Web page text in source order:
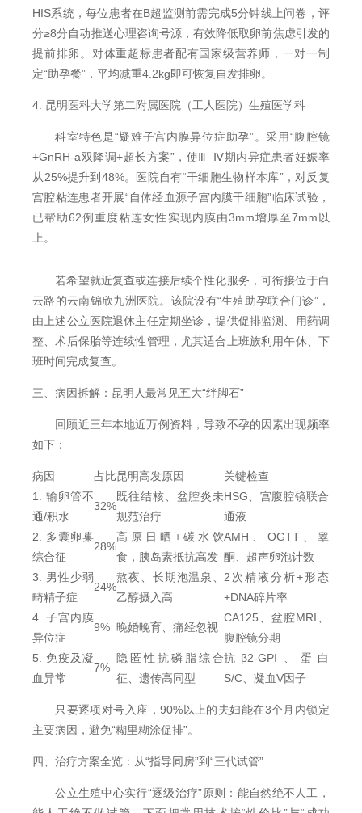
HIS系统，每位患者在B超监测前需完成5分钟线上问卷，评
分≥8分自动推送心理咨询号源，有效降低取卵前焦虑引发的
提前排卵。对体重超标患者配有国家级营养师，一对一制
定“助孕餐”，平均减重4.2kg即可恢复自发排卵。
4. 昆明医科大学第二附属医院（工人医院）生殖医学科
科室特色是“疑难子宫内膜异位症助孕”。采用“腹腔镜
+GnRH-a双降调+超长方案”，使Ⅲ–Ⅳ期内异症患者妊娠率
从25%提升到48%。医院自有“干细胞生物样本库”，对反复
宫腔粘连患者开展“自体经血源子宫内膜干细胞”临床试验，
已帮助62例重度粘连女性实现内膜由3mm增厚至7mm以
上。
若希望就近复查或连接后续个性化服务，可衔接位于白
云路的云南锦欣九洲医院。该院设有“生殖助孕联合门诊”，
由上述公立医院退休主任定期坐诊，提供促排监测、用药调
整、术后保胎等连续性管理，尤其适合上班族利用午休、下
班时间完成复查。
三、病因拆解：昆明人最常见五大“绊脚石”
回顾近三年本地近万例资料，导致不孕的因素出现频率
如下：
病因 占比昆明高发原因
关键检查
1. 输卵管不
通/积水
32%
既往结核、盆腔炎未
规范治疗
HSG、宫腹腔镜联合
通液
2. 多囊卵巢
综合征
28%
高原日晒+碳水饮
食，胰岛素抵抗高发
AMH、OGTT、睾
酮、超声卵泡计数
3. 男性少弱
畸精子症
24%
熬夜、长期泡温泉、
乙醇摄入高
2次精液分析+形态
+DNA碎片率
4. 子宫内膜
异位症
9% 晚婚晚育、痛经忽视
CA125、盆腔MRI、
腹腔镜分期
5. 免疫及凝
血异常
7%
隐匿性抗磷脂综合
征、遗传高同型
抗β2-GPI、蛋白
S/C、凝血V因子
只要逐项对号入座，90%以上的夫妇能在3个月内锁定
主要病因，避免“糊里糊涂促排”。
四、治疗方案全览：从“指导同房”到“三代试管”
公立生殖中心实行“逐级治疗”原则：能自然绝不人工，